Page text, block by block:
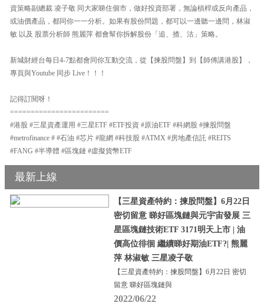
資策略副總裁 凌子敬 同大家睇住個市，做好投資部署，無論槓桿或反向產品，
或油價產品，都同你一一分析。如果有股份問題，都可以一邊聽一邊問，林淑
敏 以及 股票分析師 熊麗萍 都會幫你拆解股份「追、揸、沽」策略。
新城財經台每日4-7點都會同你互動交流，從【揀股問盤】到【師傅講港股】，
專頁與Youtube 同步 Live！！！
記得訂閱呀！
========================
#港股 #三星資產運用 #三星ETF #ETF投資 #原油ETF #科網股 #揀股問盤
#metrofinance # #石油 #芯片 #龍網 #科技股 #ATMX #房地產信託 #REITS
#FANG #半導體 #區塊鏈 #虛擬貨幣ETF
最新上線
【三星資產特約：揀股問盤】6月22日
密切留意 睇好區塊鏈與元宇宙發展 三
星區塊鏈技術ETF 3171明天上市 | 油
價高位徘徊 繼續睇好期油ETF?| 熊麗
萍 林淑敏 三星凌子敬
【三星資產特約：揀股問盤】6月22日 密切
留意 睇好區塊鏈與
2022/06/22